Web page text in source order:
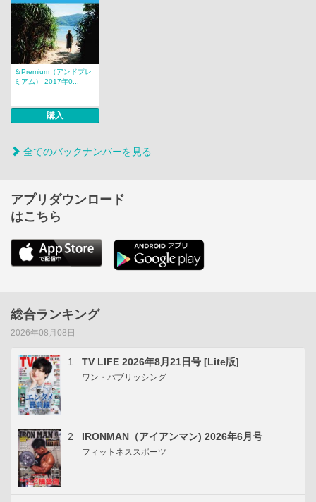
＆Premium（アンドプレ
ミアム） 2017年0...
購入
全てのバックナンバーを見る
アプリダウンロード
はこちら
総合ランキング
2026年08月08日
1 TV LIFE 2026年8月21日号 [Lite版]
ワン・パブリッシング
2 IRONMAN（アイアンマン) 2026年6月号
フィットネススポーツ